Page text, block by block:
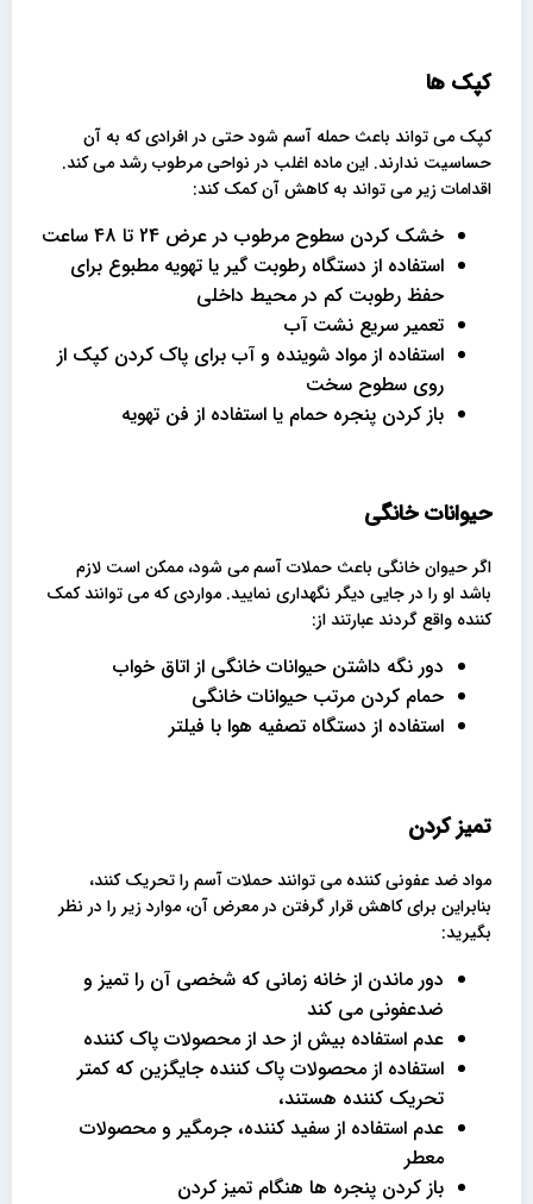
کپک ها
کپک می تواند باعث حمله آسم شود حتی در افرادی که به آن
حساسیت ندارند. این ماده اغلب در نواحی مرطوب رشد می کند.
اقدامات زیر می تواند به کاهش آن کمک کند:
خشک کردن سطوح مرطوب در عرض 24 تا 48 ساعت
استفاده از دستگاه رطوبت گیر یا تهویه مطبوع برای
حفظ رطوبت کم در محیط داخلی
تعمیر سریع نشت آب
استفاده از مواد شوینده و آب برای پاک کردن کپک از
روی سطوح سخت
باز کردن پنجره حمام یا استفاده از فن تهویه
حیوانات خانگی
اگر حیوان خانگی باعث حملات آسم می شود، ممکن است لازم
باشد او را در جایی دیگر نگهداری نمایید. مواردی که می توانند کمک
کننده واقع گردند عبارتند از:
دور نگه داشتن حیوانات خانگی از اتاق خواب
حمام کردن مرتب حیوانات خانگی
استفاده از دستگاه تصفیه هوا با فیلتر
تمیز کردن
مواد ضد عفونی کننده می توانند حملات آسم را تحریک کنند،
بنابراین برای کاهش قرار گرفتن در معرض آن، موارد زیر را در نظر
بگیرید:
دور ماندن از خانه زمانی که شخصی آن را تمیز و
ضدعفونی می کند
عدم استفاده بیش از حد از محصولات پاک کننده
استفاده از محصولات پاک کننده جایگزین که کمتر
تحریک کننده هستند،
عدم استفاده از سفید کننده، جرمگیر و محصولات
معطر
باز کردن پنجره ها هنگام تمیز کردن